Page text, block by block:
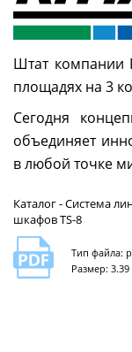
Штат компании
площадях на 3
Сегодня
объединяет
в любой точке
Каталог - Система
шкафов TS-8
Тип файла:
Размер: